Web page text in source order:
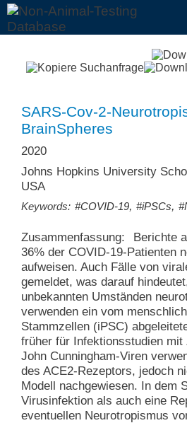
SARS-Cov-2-
BrainSpheres
2020
Johns Hopkins University
USA
Keywords: #COVID-19,#iPSCs,
Zusammenfassung:
Berichte
36% der COVID-19-Patienten
aufweisen. Auch Fälle von
gemeldet, was darauf
unbekannten Umständen
verwenden ein vom
Stammzellen (iPSC)
früher für Infektionsstudien
John Cunningham-Viren
des ACE2-Rezeptors, jedoch
Modell nachgewiesen. In dem
Virusinfektion als auch eine
eventuellen Neurotropismus